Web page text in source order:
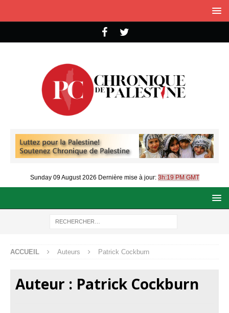
Sunday 09 August 2026 Dernière mise à jour: 3h:19 PM GMT
ACCUEIL Auteurs Patrick Cockburn
Auteur : Patrick Cockburn